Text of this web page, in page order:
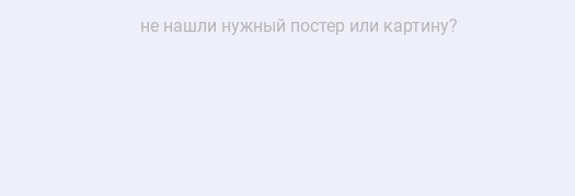
не нашли нужный постер или картину?